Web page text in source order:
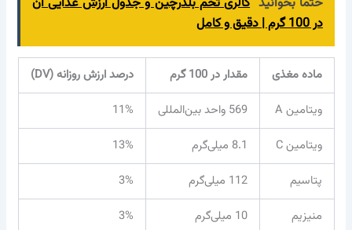
در 100 گرم | دقیق و کامل
ماده مغذی مقدار در 100 گرم
درصد ارزش روزانه (DV)
ویتامین A
569 واحد بین‌المللی
11%
ویتامین C
8.1 میلی‌گرم
13%
پتاسیم
112 میلی‌گرم
3%
منیزیم
10 میلی‌گرم 3%